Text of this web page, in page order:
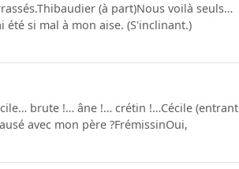
(à part)Nous voilà seuls…
été si mal à mon aise. (S'inclinant.)
brute !… âne !… crétin !…Cécile (entrant
avec mon père ?FrémissinOui,